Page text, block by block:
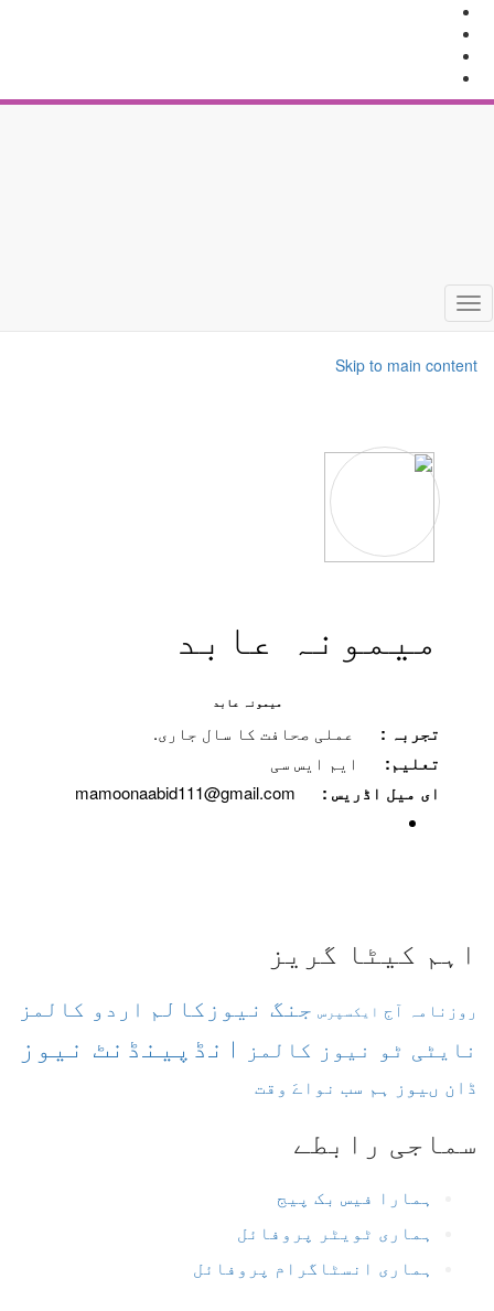
Toggle
Skip to main content
میمونہ عابد
میمونہ عابد
تجربہ : عملی صحافت کا سال جاری.
تعلیم: ایم ایس سی
ای میل اڈریس :
اہم کیٹا گریز
روزنامہ آج ایکسپرس جنگ نیوزکالم اردو کالمز
نایٹی ٹو نیوز کالمز انڈپینڈنٹ نیوز
ڈان ںیوز ہم سب نواےَ وقت
سماجی رابطے
ہمارا فیس بک پیج
ہماری ٹویٹر پروفائل
ہماری انسٹاگرام پروفائل